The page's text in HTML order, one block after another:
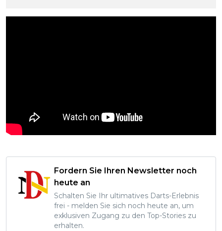
Fordern Sie Ihren Newsletter noch
heute an
Schalten Sie Ihr ultimatives Darts-Erlebnis
frei - melden Sie sich noch heute an, um
exklusiven Zugang zu den Top-Stories zu
erhalten.